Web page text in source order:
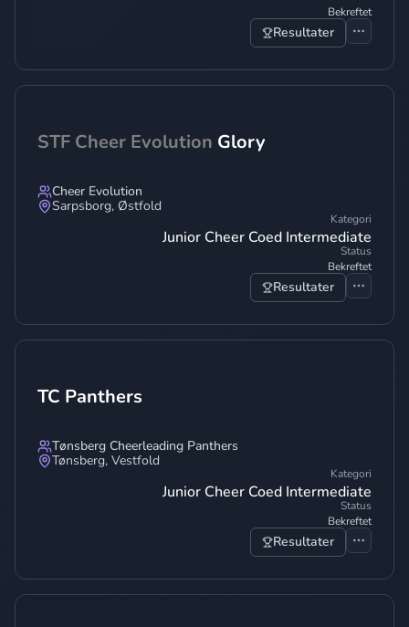
Bekreftet
Resultater
STF Cheer Evolution Glory
Cheer Evolution
Sarpsborg, Østfold
Kategori
Junior Cheer Coed Intermediate
Status
Bekreftet
Resultater
TC Panthers
Tønsberg Cheerleading Panthers
Tønsberg, Vestfold
Kategori
Junior Cheer Coed Intermediate
Status
Bekreftet
Resultater